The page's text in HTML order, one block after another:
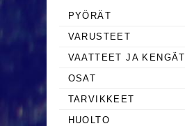
PYÖRÄT
VARUSTEET
VAATTEET JA KENGÄT
OSAT
TARVIKKEET
HUOLTO